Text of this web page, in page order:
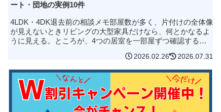
ート・団地の実例10件
4LDK・4DK退去前の相談メモ部屋数が多く、片付けの全体像
が見えないときリビングの大型家具だけなら、何とかなるよ
うに見える。ところが、4つの居室を一部屋ずつ確認する
と、衣装ケース、本棚、学用品、布団、使わなくなった家電
2026.02.26 2026.07.31